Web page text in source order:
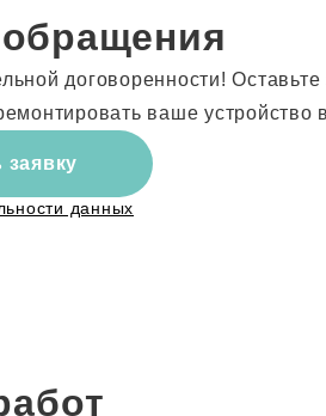
договоренности! Оставьте
ваше устройство
заявку
данных